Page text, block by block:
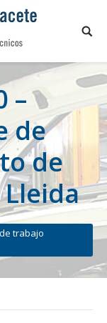
–
de
de
trabajo